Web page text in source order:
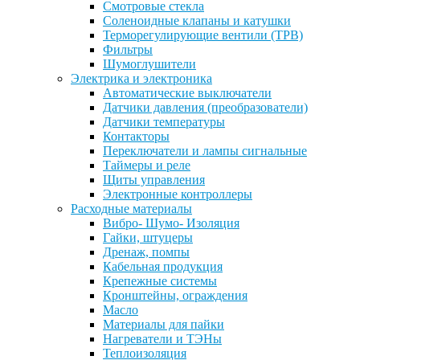
Смотровые стекла
Соленоидные клапаны и катушки
Терморегулирующие вентили (ТРВ)
Фильтры
Шумоглушители
Электрика и электроника
Автоматические выключатели
Датчики давления (преобразователи)
Датчики температуры
Контакторы
Переключатели и лампы сигнальные
Таймеры и реле
Щиты управления
Электронные контроллеры
Расходные материалы
Вибро- Шумо- Изоляция
Гайки, штуцеры
Дренаж, помпы
Кабельная продукция
Крепежные системы
Кронштейны, ограждения
Масло
Материалы для пайки
Нагреватели и ТЭНы
Теплоизоляция